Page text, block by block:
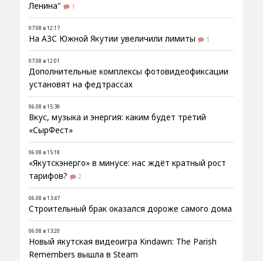
Ленина"
1
07.08 в 12:17
На АЗС Южной Якутии увеличили лимиты 1
07.08 в 12:01
Дополнительные комплексы фотовидеофиксации
установят на федтрассах
06.08 в 15:39
Вкус, музыка и энергия: каким будет третий
«СырФест»
06.08 в 15:18
«Якутскэнерго» в минусе: нас ждёт кратный рост
тарифов?
2
06.08 в 13:47
Строительный брак оказался дороже самого дома
06.08 в 13:20
Новый якутская видеоигра Kindawn: The Parish
Remembers вышла в Steam